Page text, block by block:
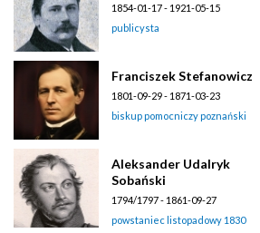
1854-01-17 - 1921-05-15
publicysta
Franciszek Stefanowicz
1801-09-29 - 1871-03-23
biskup pomocniczy poznański
Aleksander Udalryk
Sobański
1794/1797 - 1861-09-27
powstaniec listopadowy 1830